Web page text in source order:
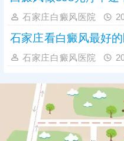
石家庄白癜风医院
石家庄看白癜风最好
石家庄白癜风医院